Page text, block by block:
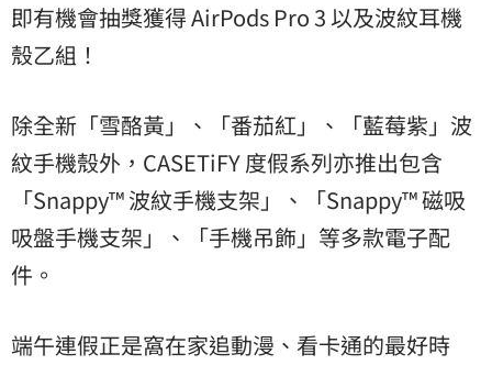
即有機會抽獎獲得 AirPods Pro 3 以及波紋耳機
殼乙組！
除全新「雪酪黃」、「番茄紅」、「藍莓紫」波
紋手機殼外，CASETiFY 度假系列亦推出包含
「Snappy™ 波紋手機支架」、「Snappy™ 磁吸
吸盤手機支架」、「手機吊飾」等多款電子配
件。
端午連假正是窩在家追動漫、看卡通的最好時